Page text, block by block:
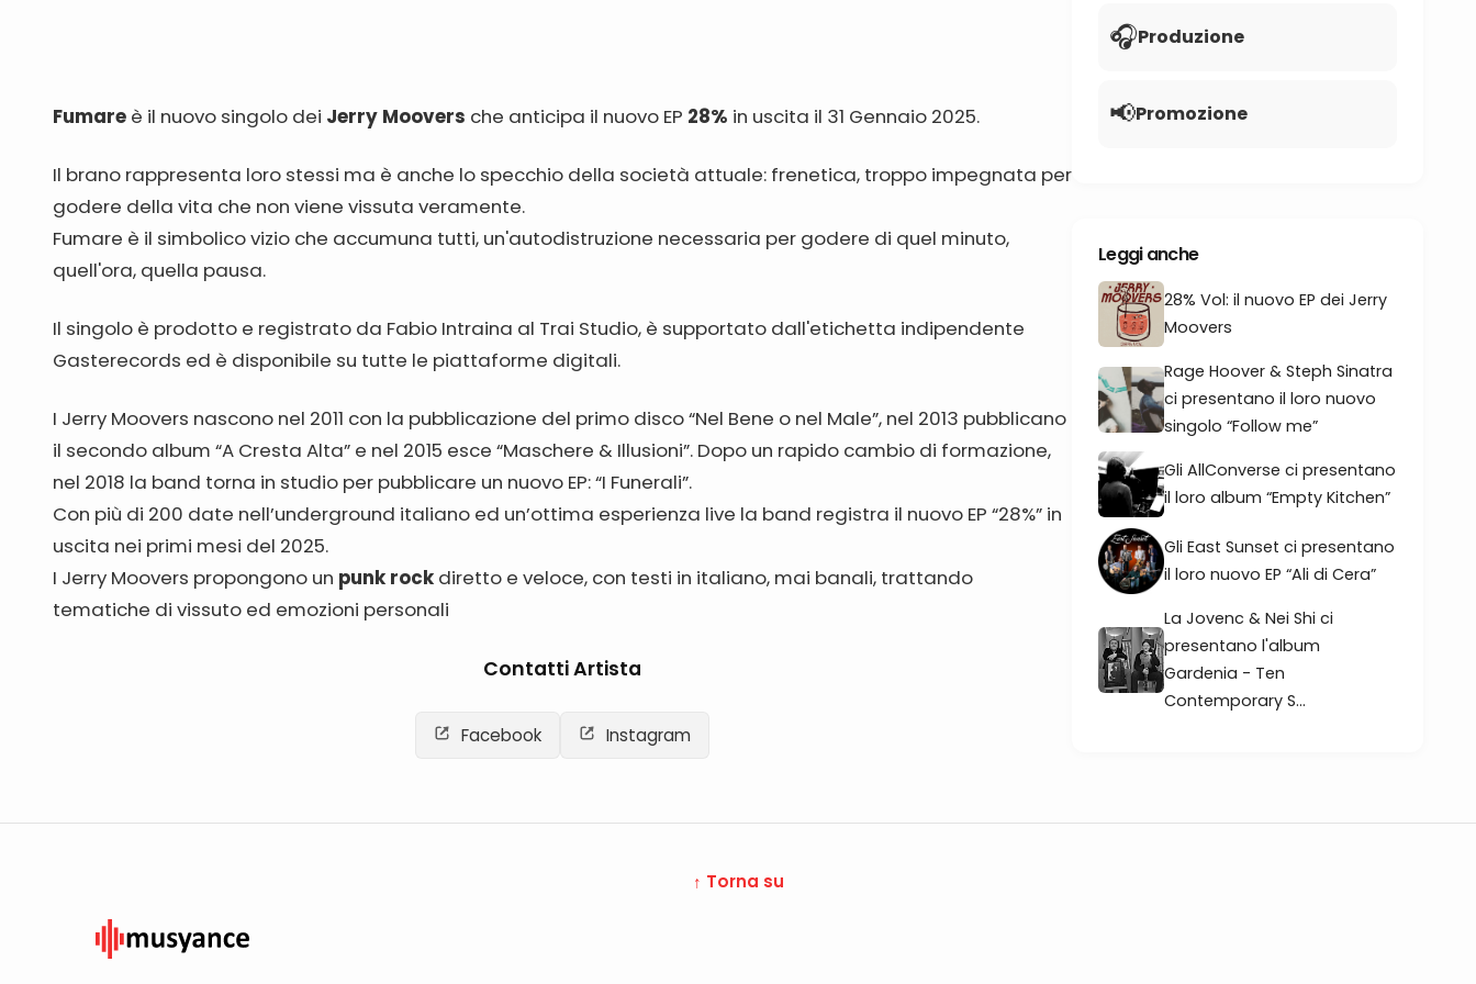
Fumare è il nuovo singolo dei Jerry Moovers che anticipa il nuovo EP 28% in uscita il 31 Gennaio 2025.
Il brano rappresenta loro stessi ma è anche lo specchio della società attuale: frenetica, troppo impegnata per
godere della vita che non viene vissuta veramente.
Fumare è il simbolico vizio che accumuna tutti, un'autodistruzione necessaria per godere di quel minuto,
quell'ora, quella pausa.
Il singolo è prodotto e registrato da Fabio Intraina al Trai Studio, è supportato dall'etichetta indipendente
Gasterecords ed è disponibile su tutte le piattaforme digitali.
I Jerry Moovers nascono nel 2011 con la pubblicazione del primo disco “Nel Bene o nel Male”, nel 2013 pubblicano
il secondo album “A Cresta Alta” e nel 2015 esce “Maschere & Illusioni”. Dopo un rapido cambio di formazione,
nel 2018 la band torna in studio per pubblicare un nuovo EP: “I Funerali”.
Con più di 200 date nell’underground italiano ed un’ottima esperienza live la band registra il nuovo EP “28%” in
uscita nei primi mesi del 2025.
I Jerry Moovers propongono un punk rock diretto e veloce, con testi in italiano, mai banali, trattando
tematiche di vissuto ed emozioni personali
Contatti Artista
Facebook Instagram
🎧Produzione
📢Promozione
Leggi anche
28% Vol: il nuovo EP dei Jerry
Moovers
Rage Hoover & Steph Sinatra
ci presentano il loro nuovo
singolo “Follow me”
Gli AllConverse ci presentano
il loro album “Empty Kitchen”
Gli East Sunset ci presentano
il loro nuovo EP “Ali di Cera”
La Jovenc & Nei Shi ci
presentano l'album
Gardenia - Ten
Contemporary S...
↑ Torna su